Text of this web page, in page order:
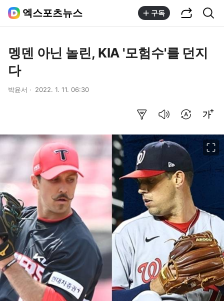
엑스포츠뉴스 구독
멩덴 아닌 놀린, KIA '모험수'를 던지
다
박윤서 2022. 1. 11. 06:30